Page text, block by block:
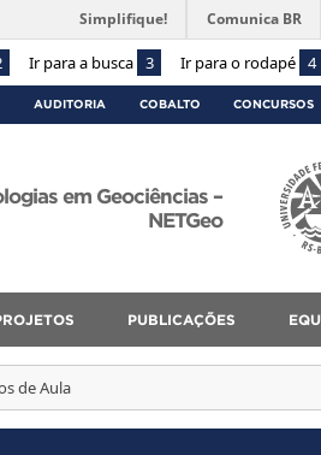
Ir para a busca 3 Ir para o rodapé 4
Simplifique! Comunica BR
AUDITORIA COBALTO CONCURSOS
em Geociências –
NETGeo
PUBLICAÇÕES
de Aula